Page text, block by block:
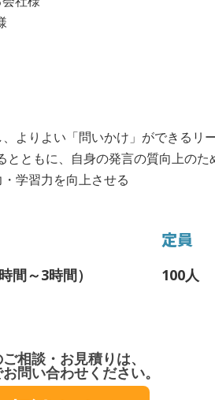
よりよい「問いかけ」ができるリ
ともに、自身の発言の質向上の
学習力を向上させる
間～3時間）
定員
100人
相談・お見積りは、
問い合わせください。